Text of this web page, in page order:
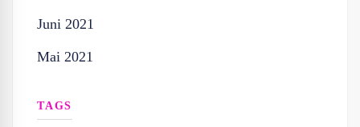
Juni 2021
Mai 2021
TAGS